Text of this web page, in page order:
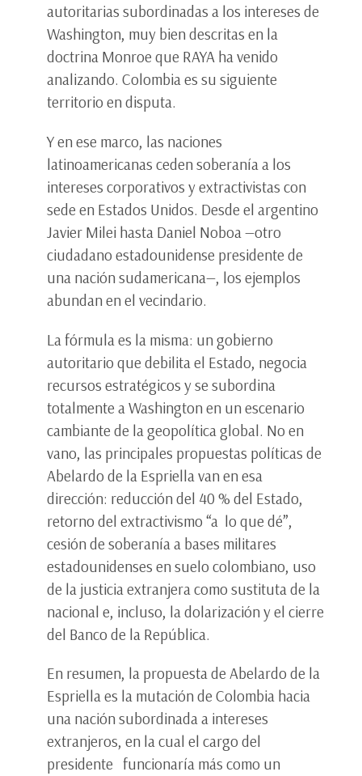
autoritarias subordinadas a los intereses de
Washington, muy bien descritas en la
doctrina Monroe que RAYA ha venido
analizando. Colombia es su siguiente
territorio en disputa.
Y en ese marco, las naciones
latinoamericanas ceden soberanía a los
intereses corporativos y extractivistas con
sede en Estados Unidos. Desde el argentino
Javier Milei hasta Daniel Noboa —otro
ciudadano estadounidense presidente de
una nación sudamericana—, los ejemplos
abundan en el vecindario.
La fórmula es la misma: un gobierno
autoritario que debilita el Estado, negocia
recursos estratégicos y se subordina
totalmente a Washington en un escenario
cambiante de la geopolítica global. No en
vano, las principales propuestas políticas de
Abelardo de la Espriella van en esa
dirección: reducción del 40 % del Estado,
retorno del extractivismo “a lo que dé”,
cesión de soberanía a bases militares
estadounidenses en suelo colombiano, uso
de la justicia extranjera como sustituta de la
nacional e, incluso, la dolarización y el cierre
del Banco de la República.
En resumen, la propuesta de Abelardo de la
Espriella es la mutación de Colombia hacia
una nación subordinada a intereses
extranjeros, en la cual el cargo del
presidente funcionaría más como un